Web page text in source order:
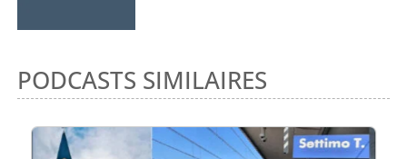
PODCASTS SIMILAIRES